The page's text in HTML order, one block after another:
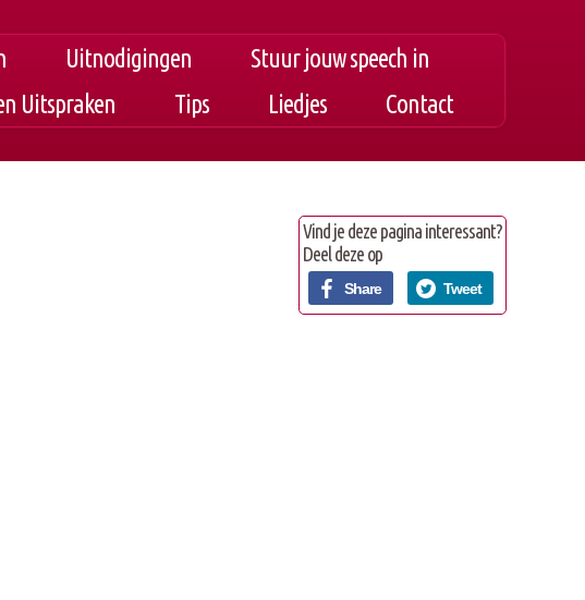
Uitnodigingen
Stuur jouw speech in
Uitspraken Tips Liedjes Contact
Vind je deze pagina interessant?
Deel deze op
Share Tweet